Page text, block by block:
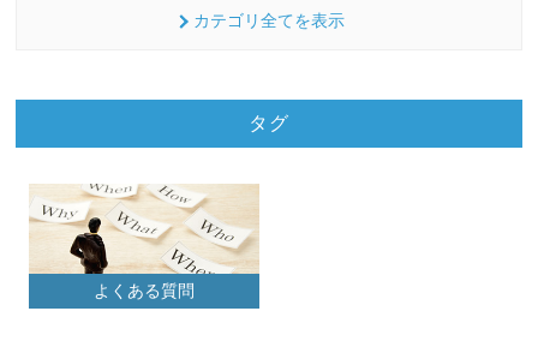
カテゴリ全てを表示
タグ
よくある質問